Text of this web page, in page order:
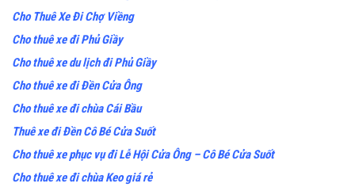
Cho Thuê Xe Đi Chợ Viềng
Cho thuê xe đi Phủ Giầy
Cho thuê xe du lịch đi Phủ Giầy
Cho thuê xe đi Đền Cửa Ông
Chothuê xe đi chùa Cái Bầu
Thuê xe đi Đền Cô Bé Cửa Suốt
Cho thuê xe phục vụ đi Lễ Hội Cửa Ông – Cô Bé Cửa Suốt
Cho thuê xe đi chùa Keo giá rẻ